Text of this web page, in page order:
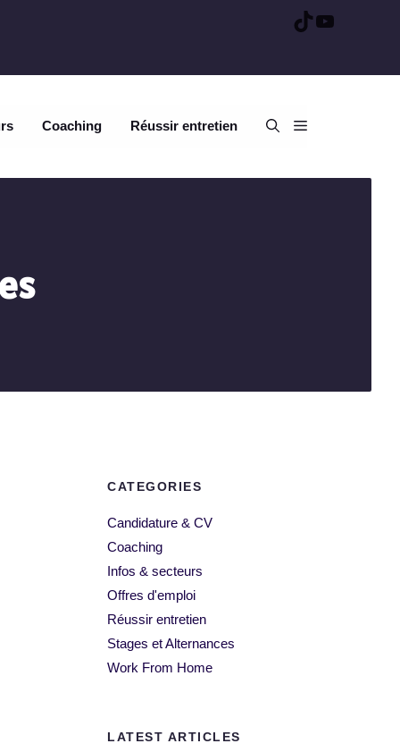
TikTokYouTube
Coaching Réussir entretien
CATEGORIES
Candidature & CV
Coaching
Infos & secteurs
Offres d'emploi
Réussir entretien
Stages et Alternances
Work From Home
LATEST ARTICLES